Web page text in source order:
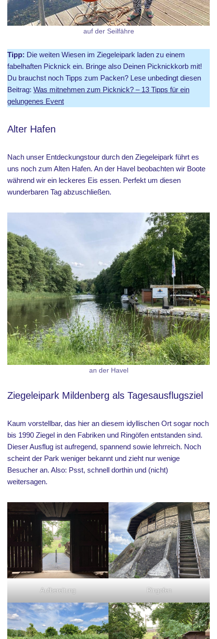
auf der Seilfähre
Tipp: Die weiten Wiesen im Ziegeleipark laden zu einem
fabelhaften Picknick ein. Bringe also Deinen Picknickkorb mit!
Du brauchst noch Tipps zum Packen? Lese unbedingt diesen
Beitrag: Was mitnehmen zum Picknick? – 13 Tipps für ein
gelungenes Event
Alter Hafen
Nach unser Entdeckungstour durch den Ziegeleipark führt es
uns noch zum Alten Hafen. An der Havel beobachten wir Boote
während wir ein leckeres Eis essen. Perfekt um diesen
wunderbaren Tag abzuschließen.
an der Havel
Ziegeleipark Mildenberg als Tagesausflugsziel
Kaum vorstellbar, das hier an diesem idyllischen Ort sogar noch
bis 1990 Ziegel in den Fabriken und Ringöfen entstanden sind.
Dieser Ausflug ist aufregend, spannend sowie lehrreich. Noch
scheint der Park weniger bekannt und zieht nur wenige
Besucher an. Also: Psst, schnell dorthin und (nicht)
weitersagen.
Aufbereitung Ringofen